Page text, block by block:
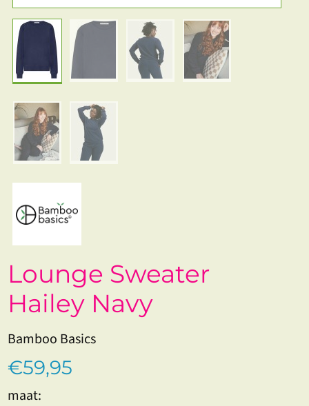
Lounge Sweater
Hailey Navy
Bamboo Basics
€59,95
maat: